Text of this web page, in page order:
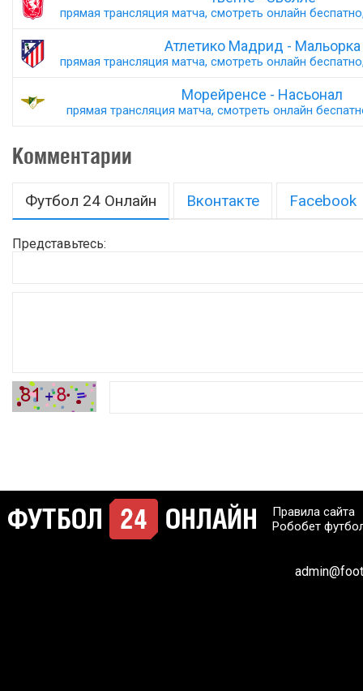
прямая трансляция матча, смотреть онлайн
Атлетико Мадрид - Мальорка
прямая трансляция матча, смотреть онлайн
Морейренсе - Насьонал
прямая трансляция матча, смотреть онлайн
Комментарии
Футбол 24 Онлайн Вконтакте Facebook
Представьтесь:
Правила сайта
Робобет